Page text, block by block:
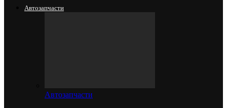
Автозапчасти
Автозапчасти